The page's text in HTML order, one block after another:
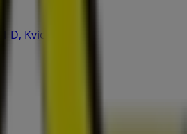
D, Kvicksund